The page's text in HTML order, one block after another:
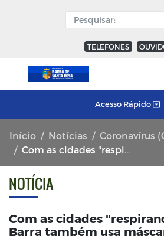
TELEFONES
Acesso Rápido
Início Notícias
Coronavírus
Com as cidades "respirando medo", Barra também usa máscara
NOTÍCIA
Com as cidades
Barra também usa